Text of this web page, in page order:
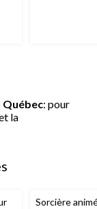
: pour
la
Sorcière